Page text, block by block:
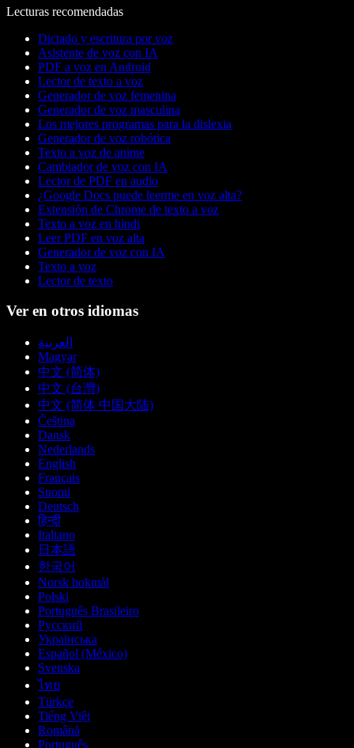
Lecturas recomendadas
Dictado y escritura por voz
Asistente de voz con IA
PDF a voz en Android
Lector de texto a voz
Generador de voz femenina
Generador de voz masculina
Los mejores programas para la dislexia
Generador de voz robótica
Texto a voz de anime
Cambiador de voz con IA
Lector de PDF en audio
¿Google Docs puede leerme en voz alta?
Extensión de Chrome de texto a voz
Texto a voz en hindi
Leer PDF en voz alta
Generador de voz con IA
Texto a voz
Lector de texto
Ver en otros idiomas
العربية
Magyar
中文 (简体)
中文 (台灣)
中文 (简体 中国大陆)
Čeština
Dansk
Nederlands
English
Français
Suomi
Deutsch
हिन्दी
Italiano
日本語
한국어
Norsk bokmål
Polski
Português Brasileiro
Русский
Українська
Español (México)
Svenska
ไทย
Türkçe
Tiếng Việt
Română
Português